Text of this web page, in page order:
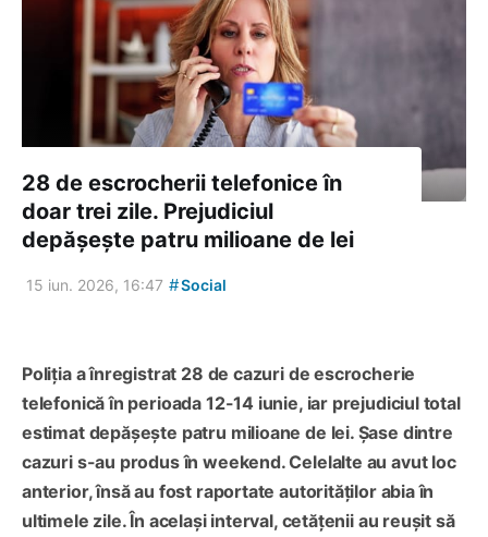
28 de escrocherii telefonice în
doar trei zile. Prejudiciul
depășește patru milioane de lei
15 iun. 2026, 16:47 #Social
Poliția a înregistrat 28 de cazuri de escrocherie
telefonică în perioada 12-14 iunie, iar prejudiciul total
estimat depășește patru milioane de lei. Șase dintre
cazuri s-au produs în weekend. Celelalte au avut loc
anterior, însă au fost raportate autorităților abia în
ultimele zile. În același interval, cetățenii au reușit să